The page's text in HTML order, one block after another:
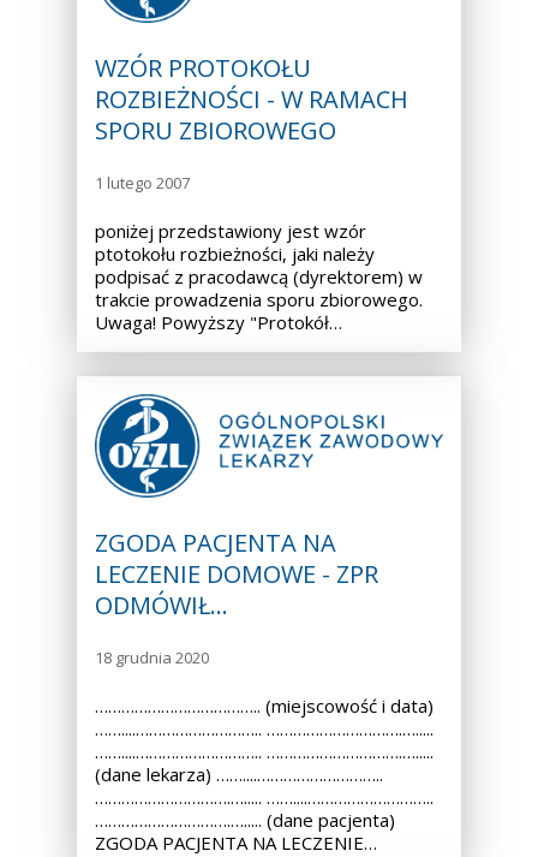
WZÓR PROTOKOŁU
ROZBIEŻNOŚCI - W RAMACH
SPORU ZBIOROWEGO
1 lutego 2007
poniżej przedstawiony jest wzór
ptotokołu rozbieżności, jaki należy
podpisać z pracodawcą (dyrektorem) w
trakcie prowadzenia sporu zbiorowego.
Uwaga! Powyższy "Protokół…
ZGODA PACJENTA NA
LECZENIE DOMOWE - ZPR
ODMÓWIŁ…
18 grudnia 2020
……………………………….. (miejscowość i data)
……....……………………….. ………………………….….....
……....……………………….. ………………………….….....
(dane lekarza) ……....………………………..
………………………….…..... ……....………………………..
………………………….…..... (dane pacjenta)
ZGODA PACJENTA NA LECZENIE…